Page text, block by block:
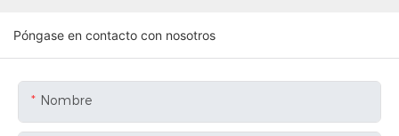
Póngase en contacto con nosotros
Nombre